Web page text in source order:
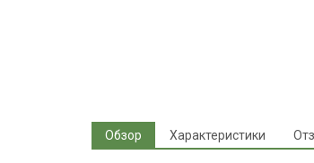
Обзор Характеристики